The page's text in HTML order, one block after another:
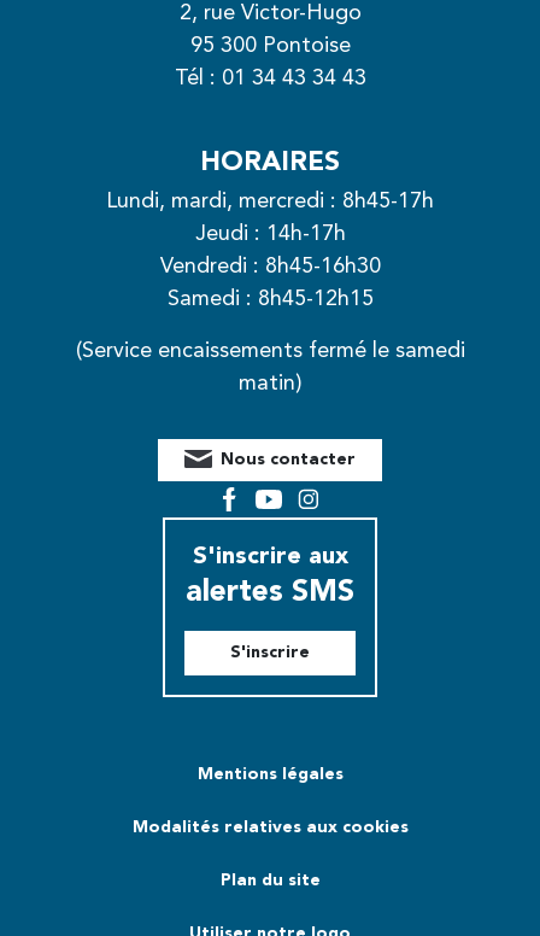
2, rue Victor-Hugo
95 300 Pontoise
Tél : 01 34 43 34 43
HORAIRES
Lundi, mardi, mercredi : 8h45-17h
Jeudi : 14h-17h
Vendredi : 8h45-16h30
Samedi : 8h45-12h15
(Service encaissements fermé le samedi
matin)
Nous contacter
FacebookYouTubeInstagram
S'inscrire aux
alertes SMS
S'inscrire
Mentions légales
Modalités relatives aux cookies
Plan du site